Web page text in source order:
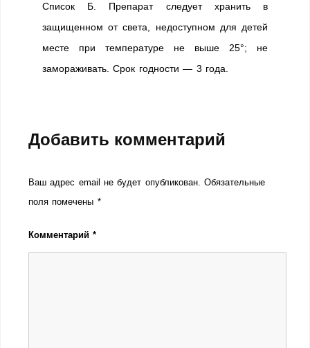
Список Б. Препарат следует хранить в
защищенном от света, недоступном для детей
месте при температуре не выше 25°; не
замораживать. Срок годности — 3 года.
Добавить комментарий
Ваш адрес email не будет опубликован. Обязательные
поля помечены *
Комментарий*